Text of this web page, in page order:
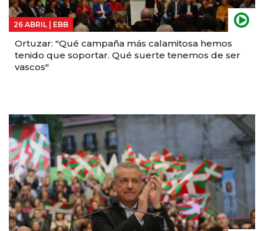
26 ABRIL | EBB
Ortuzar: "Qué campaña más calamitosa hemos
tenido que soportar. Qué suerte tenemos de ser
vascos"